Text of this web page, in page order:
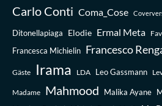
Carlo Conti Coma_Cose
Ditonellapiaga Elodie Ermal Meta
Francesca Michielin Francesco
Gäste Irama LDA Leo Gassmann
Madame Mahmood Malika Ayane